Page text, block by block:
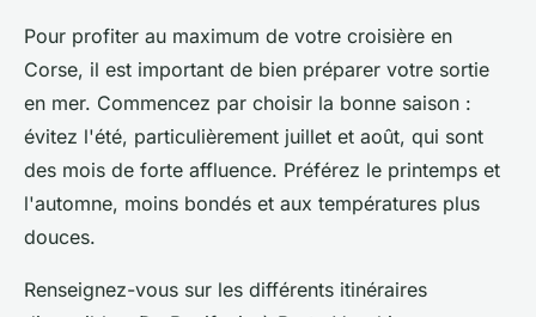
Pour profiter au maximum de votre croisière en
Corse, il est important de bien préparer votre sortie
en mer. Commencez par choisir la bonne saison :
évitez l'été, particulièrement juillet et août, qui sont
des mois de forte affluence. Préférez le printemps et
l'automne, moins bondés et aux températures plus
douces.
Renseignez-vous sur les différents itinéraires